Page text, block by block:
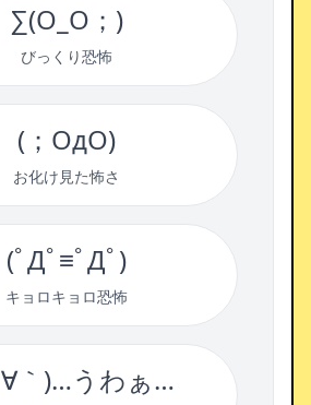
∑(O_O；)
びっくり恐怖
(；OдO)
お化け見た怖さ
(ﾟДﾟ≡ﾟДﾟ)
キョロキョロ恐怖
｀)…うわぁ…